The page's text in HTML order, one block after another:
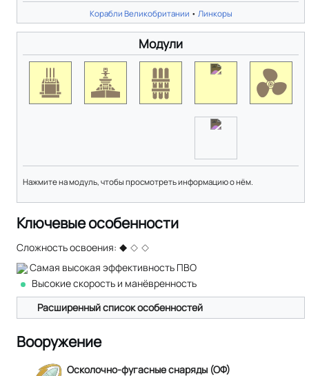
Корабли Великобритании • Линкоры
Модули
Нажмите на модуль, чтобы просмотреть информацию о нём.
Ключевые особенности
Сложность освоения:
Самая высокая эффективность ПВО
Высокие скорость и манёвренность
Расширенный список особенностей
Вооружение
Осколочно-фугасные снаряды (ОФ)